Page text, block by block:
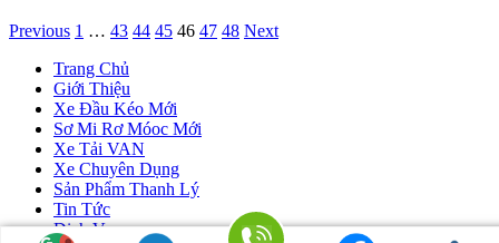
Previous 1 … 43 44 45 46 47 48 Next
Trang Chủ
Giới Thiệu
Xe Đầu Kéo Mới
Sơ Mi Rơ Móoc Mới
Xe Tải VAN
Xe Chuyên Dụng
Sản Phẩm Thanh Lý
Tin Tức
Dịch Vụ